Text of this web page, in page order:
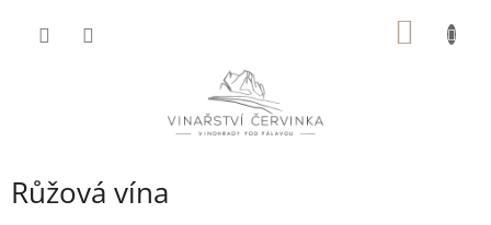
Růžová vína